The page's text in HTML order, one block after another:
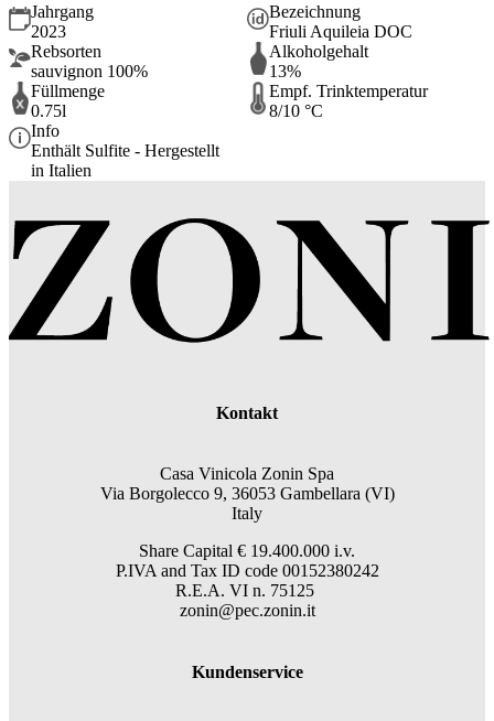
Jahrgang
2023
Bezeichnung
Friuli Aquileia DOC
Rebsorten
sauvignon 100%
Alkoholgehalt
13%
Füllmenge
0.75l
Empf. Trinktemperatur
8/10 °C
Info
Enthält Sulfite - Hergestellt
in Italien
Kontakt
Casa Vinicola Zonin Spa
Via Borgolecco 9, 36053 Gambellara (VI)
Italy
Share Capital € 19.400.000 i.v.
P.IVA and Tax ID code 00152380242
R.E.A. VI n. 75125
zonin@pec.zonin.it
Kundenservice